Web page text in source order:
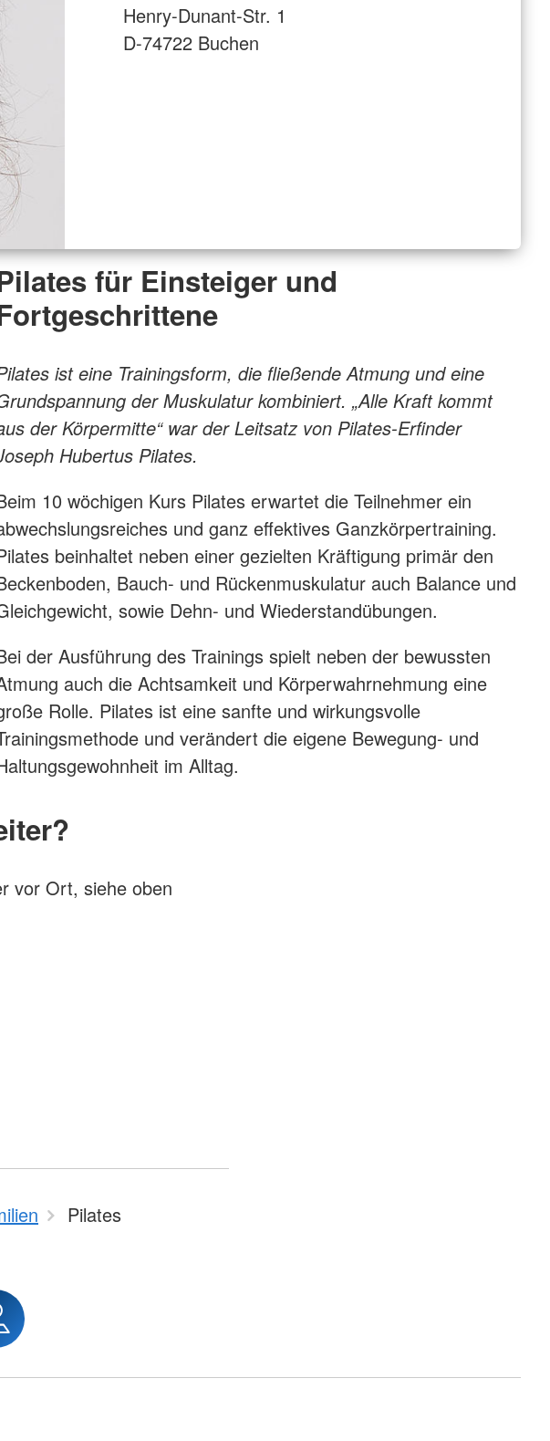
Henry-Dunant-Str. 1
D-74722 Buchen
für Einsteiger und
ist eine Trainingsform, die fließende Atmung und eine
der Muskulatur kombiniert. „Alle Kraft kommt
der Körpermitte“ war der Leitsatz von Pilates-Erfinder
Hubertus Pilates.
10 wöchigen Kurs Pilates erwartet die Teilnehmer ein
und ganz effektives Ganzkörpertraining.
beinhaltet neben einer gezielten Kräftigung primär den
Bauch- und Rückenmuskulatur auch Balance und
sowie Dehn- und Wiederstandübungen.
der Ausführung des Trainings spielt neben der bewussten
auch die Achtsamkeit und Körperwahrnehmung eine
Rolle. Pilates ist eine sanfte und wirkungsvolle
und verändert die eigene Bewegung- und
im Alltag.
vor Ort, siehe oben
Pilates